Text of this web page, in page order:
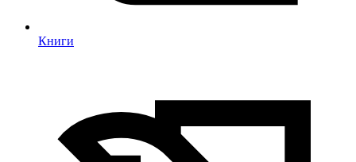
Книги